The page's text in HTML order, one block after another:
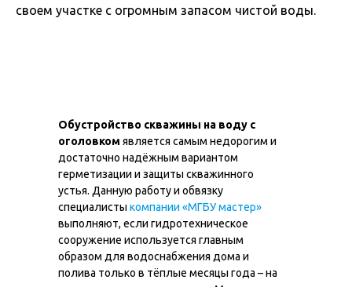
своем участке с огромным запасом чистой воды.
Обустройство скважины на воду с
оголовком является самым недорогим и
достаточно надёжным вариантом
герметизации и защиты скважинного
устья. Данную работу и обвязку
специалисты компании «МГБУ мастер»
выполняют, если гидротехническое
сооружение используется главным
образом для водоснабжения дома и
полива только в тёплые месяцы года – на